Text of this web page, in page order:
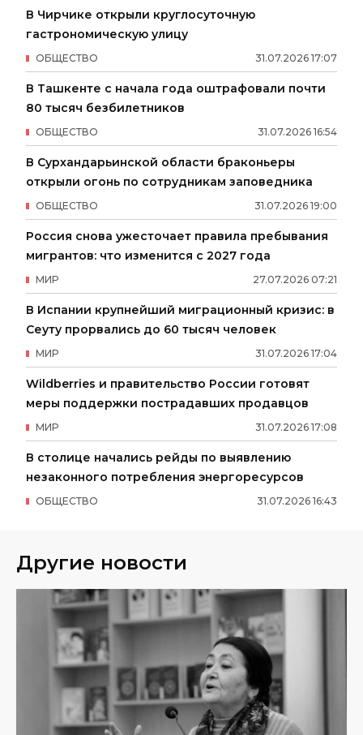
В Чирчике открыли круглосуточную
гастрономическую улицу
31.07.2026 17:07
ОБЩЕСТВО
В Ташкенте с начала года оштрафовали почти
80 тысяч безбилетников
31.07.2026 16:54
ОБЩЕСТВО
В Сурхандарьинской области браконьеры
открыли огонь по сотрудникам заповедника
31.07.2026 19:00
ОБЩЕСТВО
Россия снова ужесточает правила пребывания
мигрантов: что изменится с 2027 года
27.07.2026 07:21
МИР
В Испании крупнейший миграционный кризис: в
Сеуту прорвались до 60 тысяч человек
31.07.2026 17:04
МИР
Wildberries и правительство России готовят
меры поддержки пострадавших продавцов
31.07.2026 17:08
МИР
В столице начались рейды по выявлению
незаконного потребления энергоресурсов
31.07.2026 16:43
ОБЩЕСТВО
Другие новости